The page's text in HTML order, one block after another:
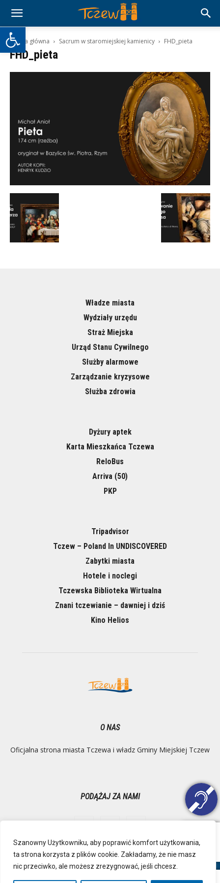
Otwórz pasek narzędzi
Szanowny Użytkowniku, aby poprawić komfort użytkowania,
ta strona korzysta z plików cookie. Zakładamy, że nie masz
nic przeciwko, ale możesz zrezygnować, jeśli chcesz.
Strona główna Sacrum w staromiejskiej kamienicy FHD_pieta
FHD_pieta
Władze miasta
Wydziały urzędu
Straż Miejska
Urząd Stanu Cywilnego
Służby alarmowe
Zarządzanie kryzysowe
Służba zdrowia
Dyżury aptek
Karta Mieszkańca Tczewa
ReloBus
Arriva (50)
PKP
Tripadvisor
Tczew – Poland In UNDISCOVERED
Zabytki miasta
Hotele i noclegi
Tczewska Biblioteka Wirtualna
Znani tczewianie – dawniej i dziś
Kino Helios
O NAS
Oficjalna strona miasta Tczewa i władz Gminy Miejskiej Tczew
PODĄŻAJ ZA NAMI
Ochrona danych osobowych
Inspektor Danych Osobowych
Polityka Prywatności
Deklaracja dostępności